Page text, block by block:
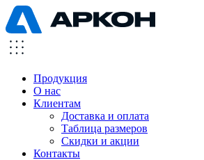
Продукция
О нас
Клиентам
Доставка и оплата
Таблица размеров
Скидки и акции
Контакты